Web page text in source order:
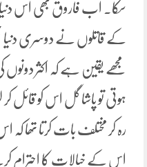
سکا۔ اب فاروق بھی اس دنیا
کے قاتلوں نے دوسری دنیا
مجھے یقین ہے کہ اکثر
ہوتی تو پاشا گل اس کو قائل کر
رہ کر مختلف بات کرتا تھا
اس کے خیالات کا احترام کرنے